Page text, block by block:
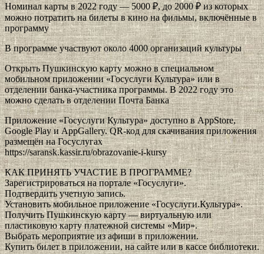
Номинал карты в 2022 году — 5000 ₽, до 2000 ₽ из которых
можно потратить на билеты в кино на фильмы, включённые в
программу
В программе участвуют около 4000 организаций культуры
Открыть Пушкинскую карту можно в специальном
мобильном приложении «Госуслуги Культура» или в
отделении банка-участника программы. В 2022 году это
можно сделать в отделении Почта Банка
Приложение «Госуслуги Культура» доступно в AppStore,
Google Play и AppGallery. QR-код для скачивания приложения
размещён на Госуслугах
https://saransk.kassir.ru/obrazovanie-i-kursy
КАК ПРИНЯТЬ УЧАСТИЕ В ПРОГРАММЕ?
Зарегистрироваться на портале «Госуслуги».
Подтвердить учетную запись.
Установить мобильное приложение «Госуслуги.Культура».
Получить Пушкинскую карту — виртуальную или
пластиковую карту платежной системы «Мир».
Выбрать мероприятие из афиши в приложении.
Купить билет в приложении, на сайте или в кассе библиотеки.